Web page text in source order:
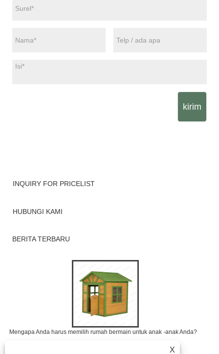
kirim
INQUIRY FOR PRICELIST
HUBUNGI KAMI
BERITA TERBARU
Mengapa Anda harus memilih rumah bermain untuk anak -anak Anda?
X